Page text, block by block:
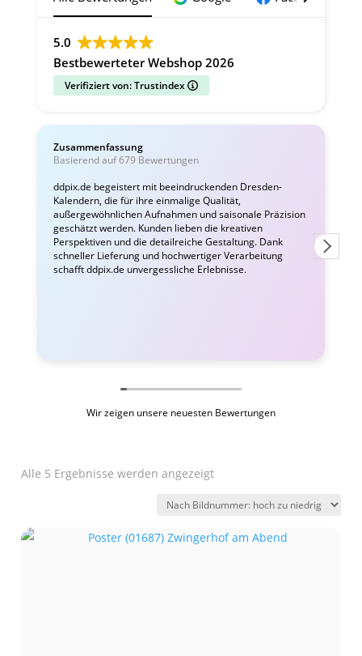
5.0
Bestbewerteter Webshop 2026
Verifiziert von: Trustindex
Zusammenfassung
Basierend auf 679 Bewertungen
ddpix.de begeistert mit beeindruckenden Dresden-
Kalendern, die für ihre einmalige Qualität,
außergewöhnlichen Aufnahmen und saisonale Präzision
geschätzt werden. Kunden lieben die kreativen
Perspektiven und die detailreiche Gestaltung. Dank
schneller Lieferung und hochwertiger Verarbeitung
schafft ddpix.de unvergessliche Erlebnisse.
Wir zeigen unsere neuesten Bewertungen
Alle 5 Ergebnisse werden angezeigt